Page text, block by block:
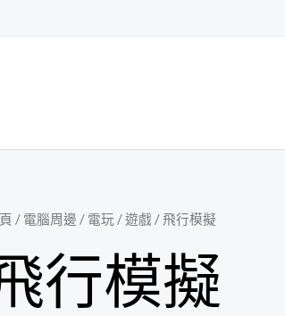
/ 電腦周邊 / 電玩 / 遊戲 / 飛行模擬
行模擬